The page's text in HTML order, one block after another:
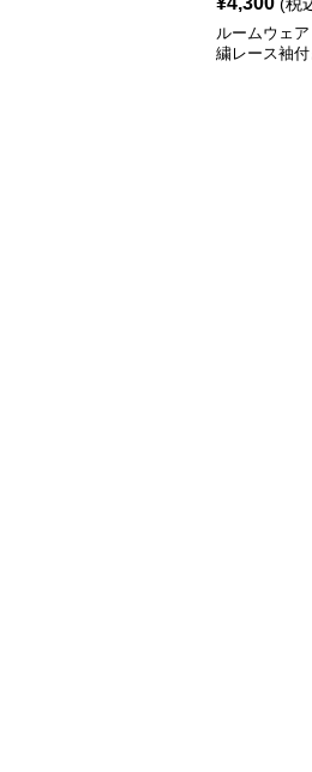
ルームウェ
繍レース袖